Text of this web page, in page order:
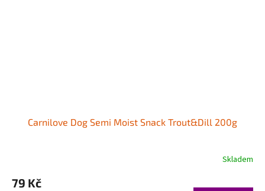
Carnilove Dog Semi Moist Snack Trout&Dill 200g
Skladem
79 Kč